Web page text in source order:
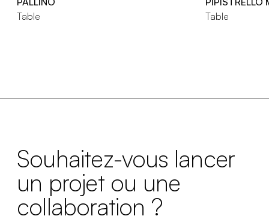
Table
Table
Souhaitez-vous lancer
un projet ou une
collaboration ?